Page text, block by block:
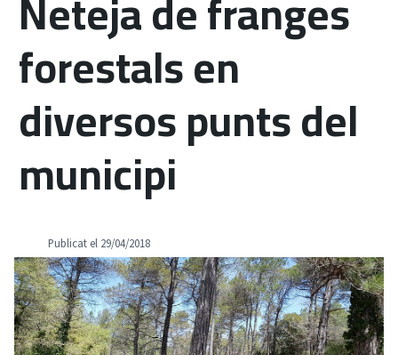
forestals en
diversos punts del
municipi
Publicat el 29/04/2018